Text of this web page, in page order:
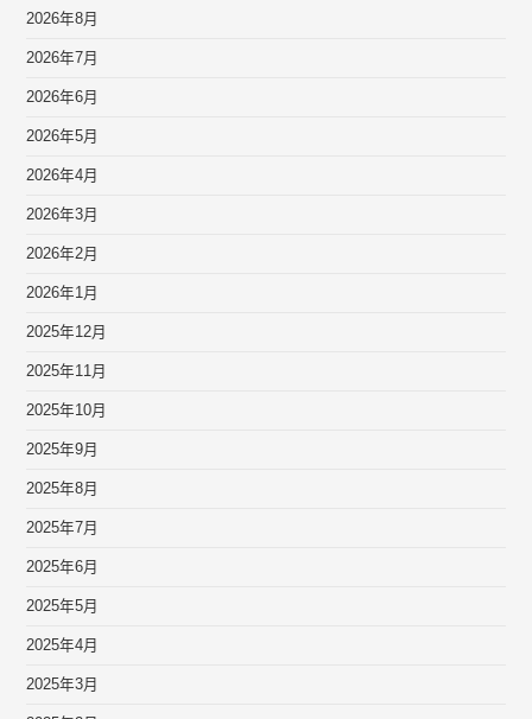
2026年8月
2026年7月
2026年6月
2026年5月
2026年4月
2026年3月
2026年2月
2026年1月
2025年12月
2025年11月
2025年10月
2025年9月
2025年8月
2025年7月
2025年6月
2025年5月
2025年4月
2025年3月